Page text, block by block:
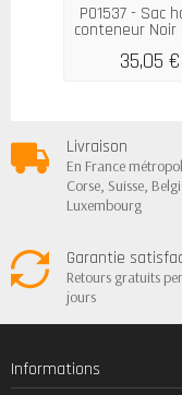
P01537 - Sac
conteneur Noir
35,05 €
Livraison
En France
Corse, Suisse,
Luxembourg
Garantie
Retours gratuits
jours
Informations